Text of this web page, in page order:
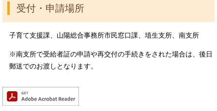
受付・申請場所
子育て支援課、山陽総合事務所市民窓口課、埴生支所、南支所
※南支所で受給者証の申請や再交付の手続きをされた場合は、後日
郵送でのお渡しとなります。